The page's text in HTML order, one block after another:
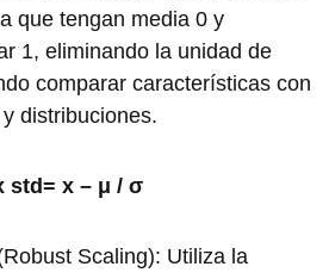
que tengan media 0 y
1, eliminando la unidad de
comparar características con
distribuciones.
std= x – μ / σ
Scaling): Utiliza la